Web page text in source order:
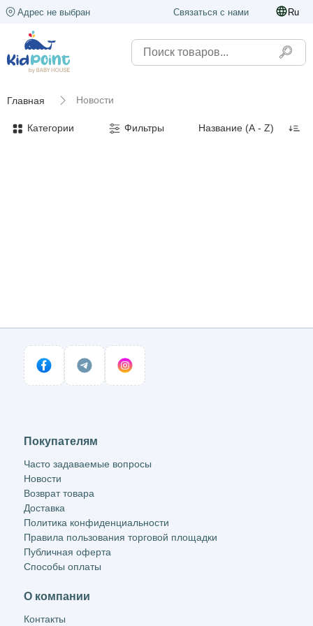
Адрес не выбран Связаться с нами Ru
Главная Новости
Категории Фильтры
Покупателям
Часто задаваемые вопросы
Новости
Возврат товара
Доставка
Политика конфиденциальности
Правила пользования торговой площадки
Публичная оферта
Способы оплаты
О компании
Контакты